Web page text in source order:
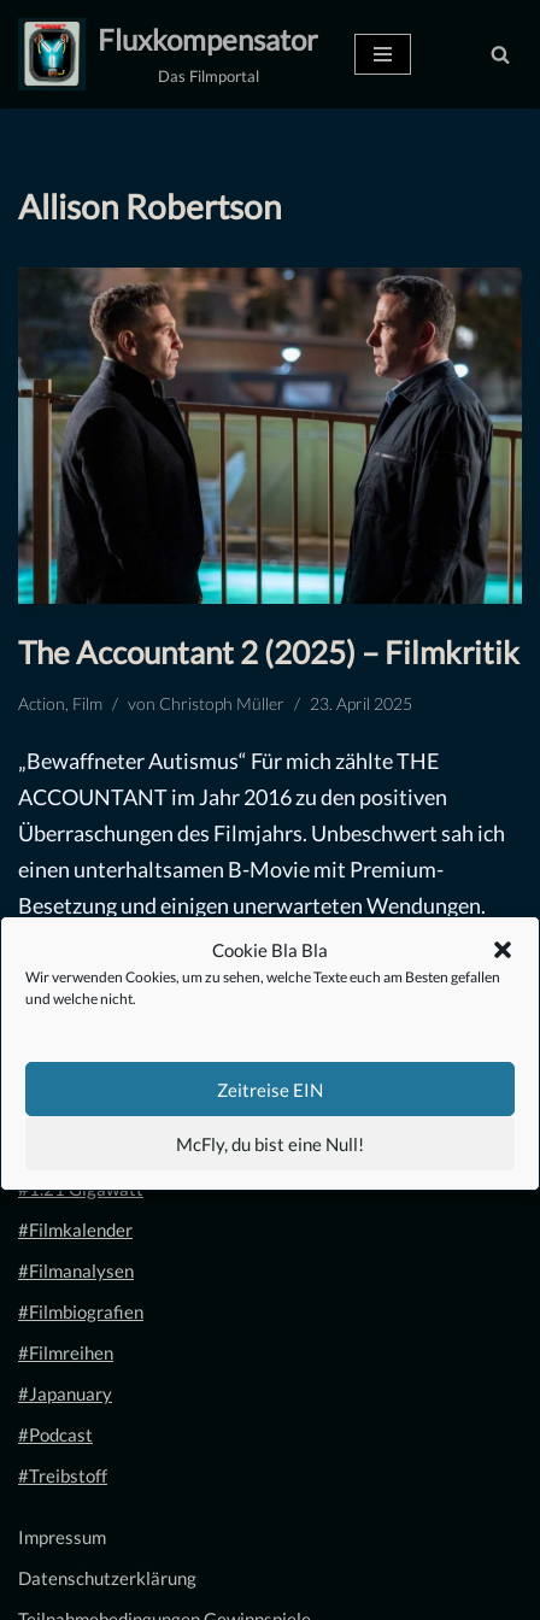
Cookie Bla Bla
Wir verwenden Cookies, um zu sehen, welche Texte euch am Besten gefallen
und welche nicht.
Zeitreise EIN
McFly, du bist eine Null!
Zum
Inhalt
Fluxkompensator
Das Filmportal
Allison Robertson
The Accountant 2 (2025) – Filmkritik
Action Film von Christoph Müller 23. April 2025
„Bewaffneter Autismus“ Für mich zählte THE
ACCOUNTANT im Jahr 2016 zu den positiven
Überraschungen des Filmjahrs. Unbeschwert sah ich
einen unterhaltsamen B-Movie mit Premium-
Besetzung und einigen unerwarteten Wendungen.
Die Figurenzeichnung…Weiterlesen »
#1.21 Gigawatt
#Filmkalender
#Filmanalysen
#Filmbiografien
#Filmreihen
#Japanuary
#Podcast
#Treibstoff
Impressum
Datenschutzerklärung